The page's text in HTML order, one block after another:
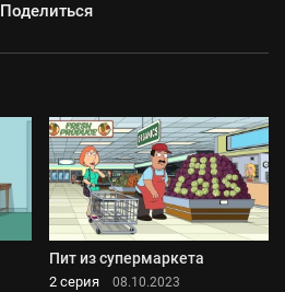
Поделиться
Пит из супермаркета
2 серия 08.10.2023